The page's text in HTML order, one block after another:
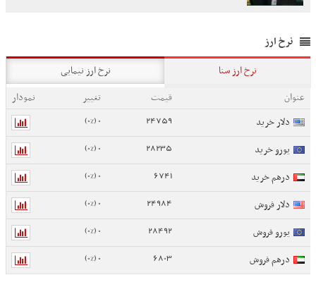
نرخ ارز
نرخ ارز سنا
نرخ ارز نیمایی
عنوان
قیمت تغییر
نمودار
دلار خرید
24759
0 (0%)
یورو خرید 28235
0 (0%)
درهم خرید 6741
0 (0%)
دلار فروش 24984
0 (0%)
یورو فروش 28492
0 (0%)
درهم فروش 6803
0 (0%)